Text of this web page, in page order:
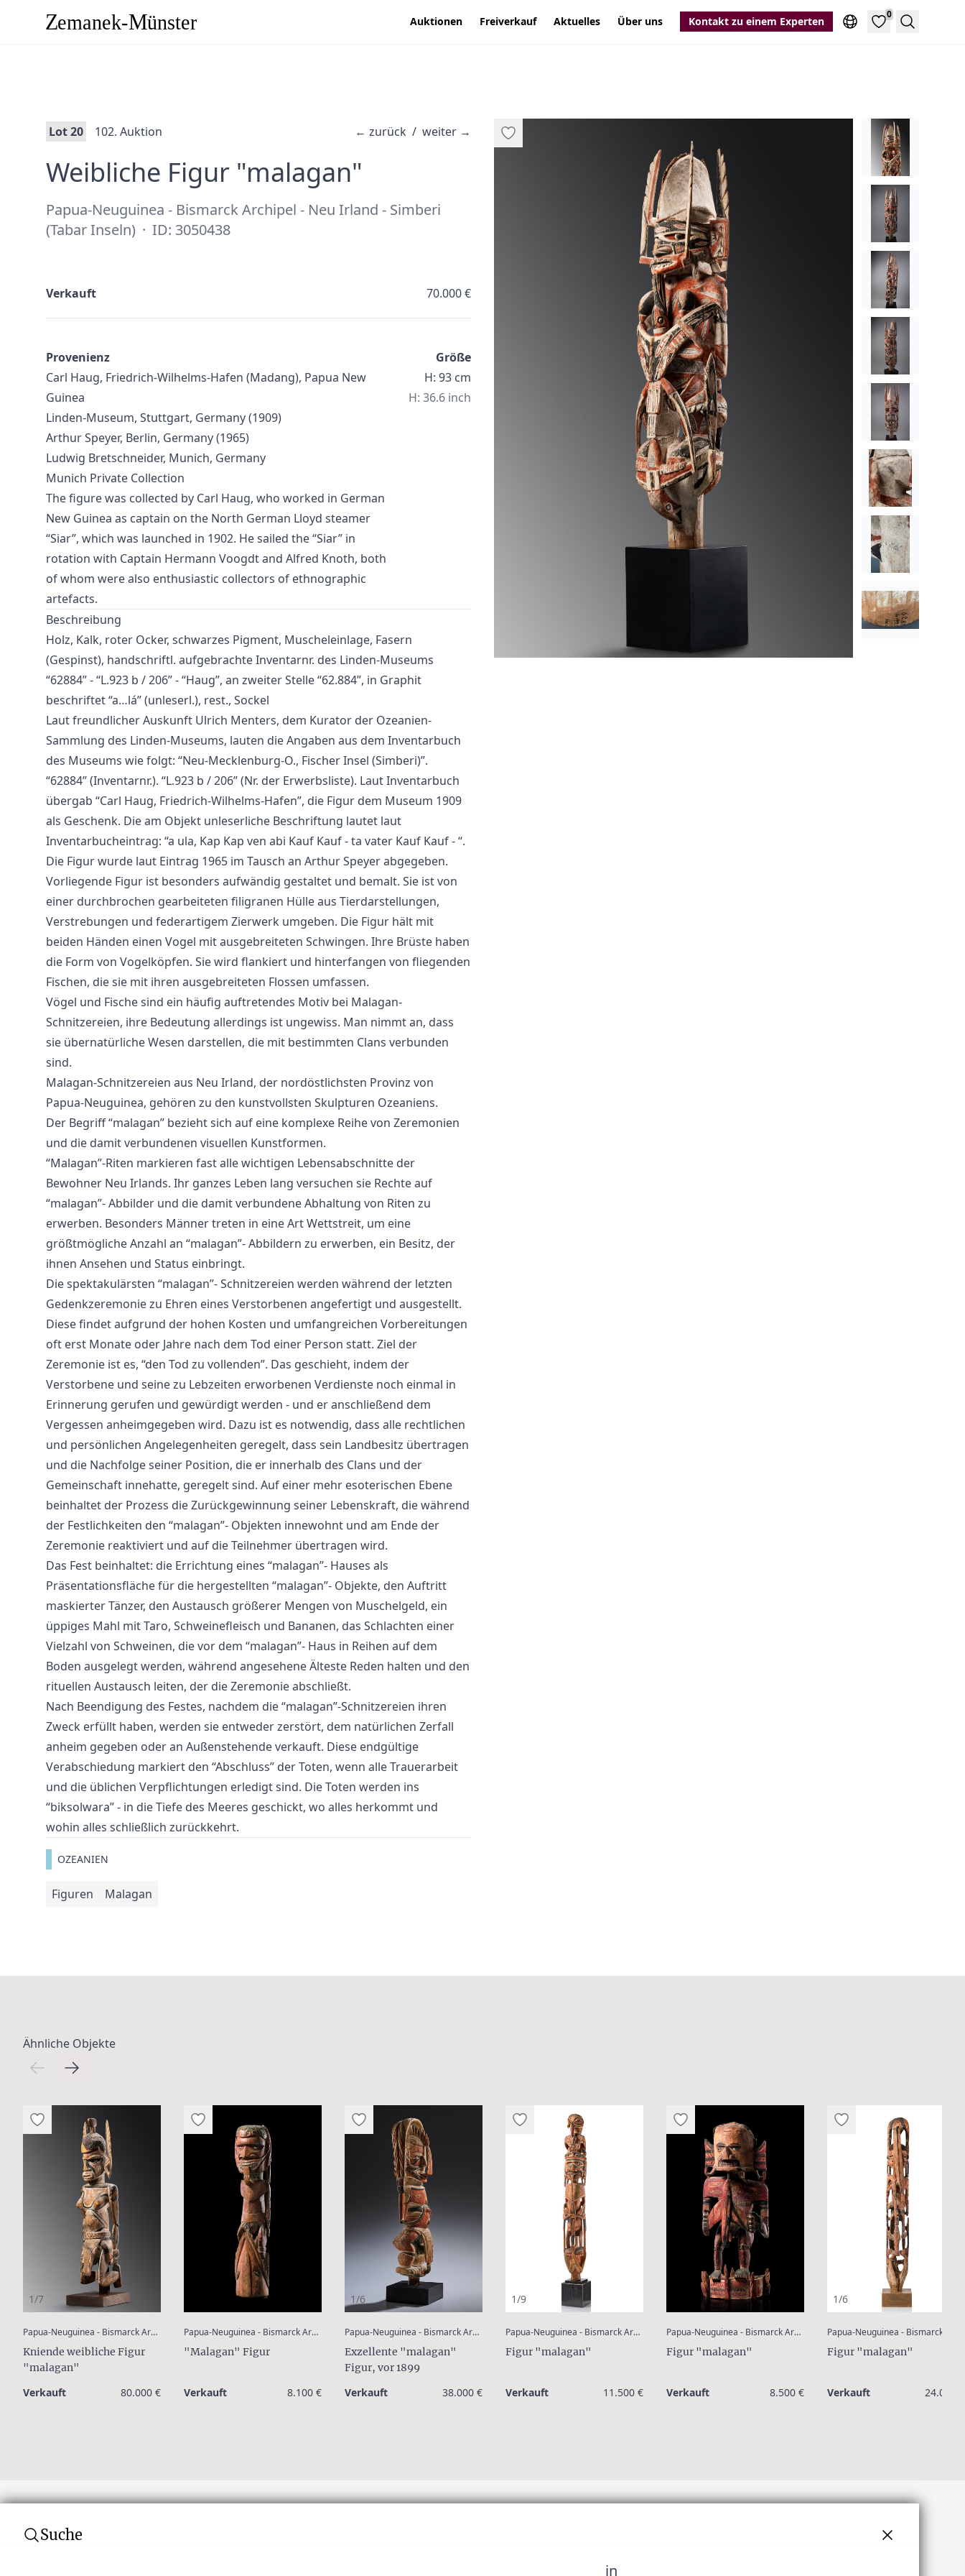
Auktionen Freiverkauf Aktuelles Über uns Kontakt zu einem Experten
0
Suche
← zurück / weiter →
Lot 20 102. Auktion
Weibliche Figur "malagan"
Papua-Neuguinea - Bismarck Archipel - Neu Irland - Simberi
(Tabar Inseln) · ID: 3050438
Verkauft 70.000 €
Provenienz
Carl Haug, Friedrich-Wilhelms-Hafen (Madang), Papua New
Guinea
Linden-Museum, Stuttgart, Germany (1909)
Arthur Speyer, Berlin, Germany (1965)
Ludwig Bretschneider, Munich, Germany
Munich Private Collection
The figure was collected by Carl Haug, who worked in German
New Guinea as captain on the North German Lloyd steamer
“Siar”, which was launched in 1902. He sailed the “Siar” in
rotation with Captain Hermann Voogdt and Alfred Knoth, both
of whom were also enthusiastic collectors of ethnographic
artefacts.
Größe
H: 93 cm
H: 36.6 inch
Beschreibung
Holz, Kalk, roter Ocker, schwarzes Pigment, Muscheleinlage, Fasern
(Gespinst), handschriftl. aufgebrachte Inventarnr. des Linden-Museums
“62884” - “L.923 b / 206” - “Haug”, an zweiter Stelle “62.884”, in Graphit
beschriftet “a…lá” (unleserl.), rest., Sockel
Laut freundlicher Auskunft Ulrich Menters, dem Kurator der Ozeanien-
Sammlung des Linden-Museums, lauten die Angaben aus dem Inventarbuch
des Museums wie folgt: “Neu-Mecklenburg-O., Fischer Insel (Simberi)”.
“62884” (Inventarnr.). “L.923 b / 206” (Nr. der Erwerbsliste). Laut Inventarbuch
übergab “Carl Haug, Friedrich-Wilhelms-Hafen”, die Figur dem Museum 1909
als Geschenk. Die am Objekt unleserliche Beschriftung lautet laut
Inventarbucheintrag: “a ula, Kap Kap ven abi Kauf Kauf - ta vater Kauf Kauf - “.
Die Figur wurde laut Eintrag 1965 im Tausch an Arthur Speyer abgegeben.
Vorliegende Figur ist besonders aufwändig gestaltet und bemalt. Sie ist von
einer durchbrochen gearbeiteten filigranen Hülle aus Tierdarstellungen,
Verstrebungen und federartigem Zierwerk umgeben. Die Figur hält mit
beiden Händen einen Vogel mit ausgebreiteten Schwingen. Ihre Brüste haben
die Form von Vogelköpfen. Sie wird flankiert und hinterfangen von fliegenden
Fischen, die sie mit ihren ausgebreiteten Flossen umfassen.
Vögel und Fische sind ein häufig auftretendes Motiv bei Malagan-
Schnitzereien, ihre Bedeutung allerdings ist ungewiss. Man nimmt an, dass
sie übernatürliche Wesen darstellen, die mit bestimmten Clans verbunden
sind.
Malagan-Schnitzereien aus Neu Irland, der nordöstlichsten Provinz von
Papua-Neuguinea, gehören zu den kunstvollsten Skulpturen Ozeaniens.
Der Begriff “malagan” bezieht sich auf eine komplexe Reihe von Zeremonien
und die damit verbundenen visuellen Kunstformen.
“Malagan”-Riten markieren fast alle wichtigen Lebensabschnitte der
Bewohner Neu Irlands. Ihr ganzes Leben lang versuchen sie Rechte auf
“malagan”- Abbilder und die damit verbundene Abhaltung von Riten zu
erwerben. Besonders Männer treten in eine Art Wettstreit, um eine
größtmögliche Anzahl an “malagan”- Abbildern zu erwerben, ein Besitz, der
ihnen Ansehen und Status einbringt.
Die spektakulärsten “malagan”- Schnitzereien werden während der letzten
Gedenkzeremonie zu Ehren eines Verstorbenen angefertigt und ausgestellt.
Diese findet aufgrund der hohen Kosten und umfangreichen Vorbereitungen
oft erst Monate oder Jahre nach dem Tod einer Person statt. Ziel der
Zeremonie ist es, “den Tod zu vollenden”. Das geschieht, indem der
Verstorbene und seine zu Lebzeiten erworbenen Verdienste noch einmal in
Erinnerung gerufen und gewürdigt werden - und er anschließend dem
Vergessen anheimgegeben wird. Dazu ist es notwendig, dass alle rechtlichen
und persönlichen Angelegenheiten geregelt, dass sein Landbesitz übertragen
und die Nachfolge seiner Position, die er innerhalb des Clans und der
Gemeinschaft innehatte, geregelt sind. Auf einer mehr esoterischen Ebene
beinhaltet der Prozess die Zurückgewinnung seiner Lebenskraft, die während
der Festlichkeiten den “malagan”- Objekten innewohnt und am Ende der
Zeremonie reaktiviert und auf die Teilnehmer übertragen wird.
Das Fest beinhaltet: die Errichtung eines “malagan”- Hauses als
Präsentationsfläche für die hergestellten “malagan”- Objekte, den Auftritt
maskierter Tänzer, den Austausch größerer Mengen von Muschelgeld, ein
üppiges Mahl mit Taro, Schweinefleisch und Bananen, das Schlachten einer
Vielzahl von Schweinen, die vor dem “malagan”- Haus in Reihen auf dem
Boden ausgelegt werden, während angesehene Älteste Reden halten und den
rituellen Austausch leiten, der die Zeremonie abschließt.
Nach Beendigung des Festes, nachdem die “malagan”-Schnitzereien ihren
Zweck erfüllt haben, werden sie entweder zerstört, dem natürlichen Zerfall
anheim gegeben oder an Außenstehende verkauft. Diese endgültige
Verabschiedung markiert den “Abschluss” der Toten, wenn alle Trauerarbeit
und die üblichen Verpflichtungen erledigt sind. Die Toten werden ins
“biksolwara” - in die Tiefe des Meeres geschickt, wo alles herkommt und
wohin alles schließlich zurückkehrt.
OZEANIEN
Figuren Malagan
Ähnliche Objekte
1/7
Papua-Neuguinea - Bismarck Archipel - Neu Irland :
Kniende weibliche Figur
"malagan"
Verkauft 80.000 €
Papua-Neuguinea - Bismarck Archipel - Neu Irland :
"Malagan" Figur
Verkauft 8.100 €
1/6
Papua-Neuguinea - Bismarck Archipel - Neu Irland :
Exzellente "malagan"
Figur, vor 1899
Verkauft 38.000 €
1/9
Papua-Neuguinea - Bismarck Archipel - Neu Irland :
Figur "malagan"
Verkauft 11.500 €
Papua-Neuguinea - Bismarck Archipel - Neu Irland :
Figur "malagan"
Verkauft 8.500 €
1/6
Figur "malagan"
Verkauft 24.000 €
Suche
in